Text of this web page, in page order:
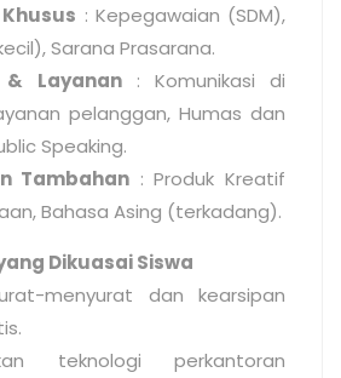
: Kepegawaian (SDM),
Sarana Prasarana.
& Layanan: Komunikasi di
pelanggan, Humas dan
Speaking.
Tambahan : Produk Kreatif
Bahasa Asing (terkadang).
Dikuasai Siswa
menyurat dan kearsipan
teknologi perkantoran